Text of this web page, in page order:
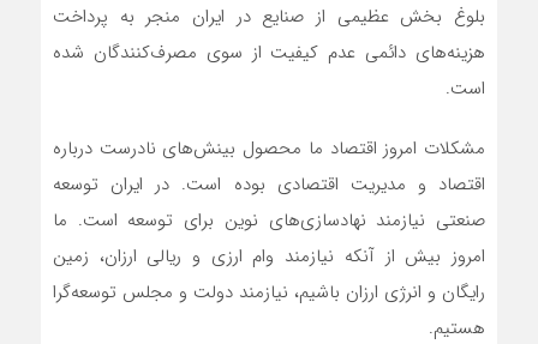
بلوغ بخش عظیمی از صنایع در ایران منجر به پرداخت
هزینه‌های دائمی عدم کیفیت از سوی مصرف‌کنندگان شده
است.
مشکلات امروز اقتصاد ما محصول بینش‌های نادرست درباره
اقتصاد و مدیریت اقتصادی بوده است. در ایران توسعه
صنعتی نیازمند نهادسازی‌های نوین برای توسعه است. ما
امروز بیش از آنکه نیازمند وام ارزی و ریالی ارزان، زمین
رایگان و انرژی ارزان باشیم، نیازمند دولت و مجلس توسعه‌گرا
هستیم.